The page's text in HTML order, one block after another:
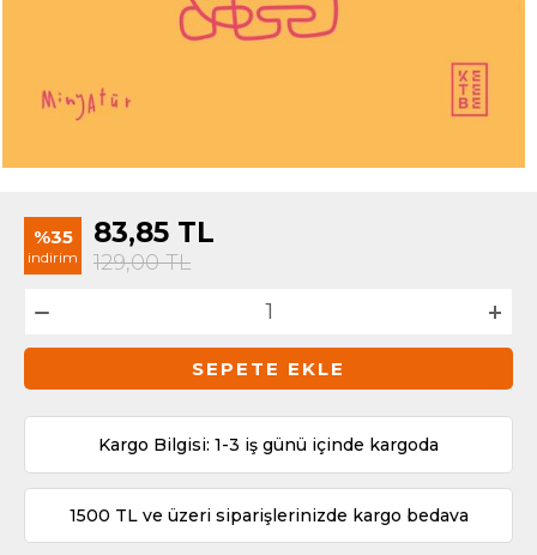
%35
indirim
83,85 TL
129,00TL
SEPETE EKLE
Kargo Bilgisi: 1-3 iş günü içinde kargoda
1500 TL ve üzeri siparişlerinizde kargo bedava